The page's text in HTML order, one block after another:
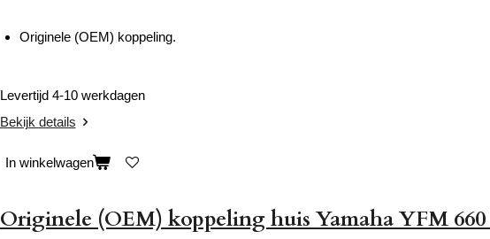
Originele (OEM) koppeling.
Levertijd 4-10 werkdagen
Bekijk details
In winkelwagen
Originele (OEM) koppeling huis Yamaha YFM